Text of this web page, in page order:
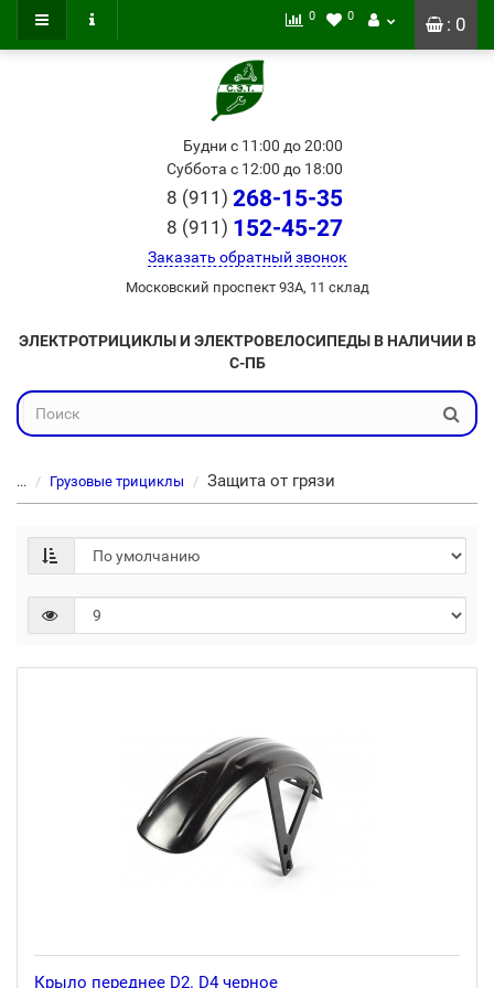
: 0
0 0
Будни с 11:00 до 20:00
Суббота с 12:00 до 18:00
8 (911) 268-15-35
8 (911) 152-45-27
Заказать обратный звонок
Московский проспект 93А, 11 склад
ЭЛЕКТРОТРИЦИКЛЫ И ЭЛЕКТРОВЕЛОСИПЕДЫ В НАЛИЧИИ В
С-ПБ
... Грузовые трициклы Защита от грязи
Крыло переднее D2. D4 черное